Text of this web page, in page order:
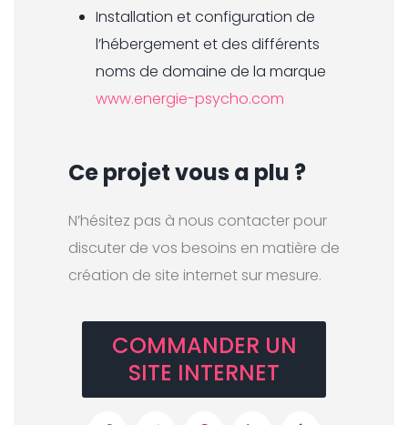
Installation et configuration de
l’hébergement et des différents
noms de domaine de la marque
www.energie-psycho.com
Ce projet vous a plu ?
N’hésitez pas à nous contacter pour
discuter de vos besoins en matière de
création de site internet sur mesure.
COMMANDER UN
SITE INTERNET